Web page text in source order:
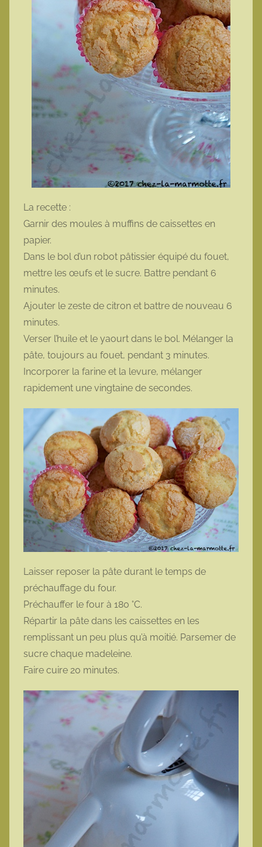
La recette :
Garnir des moules à muffins de caissettes en
papier.
Dans le bol d’un robot pâtissier équipé du fouet,
mettre les œufs et le sucre. Battre pendant 6
minutes.
Ajouter le zeste de citron et battre de nouveau 6
minutes.
Verser l’huile et le yaourt dans le bol. Mélanger la
pâte, toujours au fouet, pendant 3 minutes.
Incorporer la farine et la levure, mélanger
rapidement une vingtaine de secondes.
Laisser reposer la pâte durant le temps de
préchauffage du four.
Préchauffer le four à 180 °C.
Répartir la pâte dans les caissettes en les
remplissant un peu plus qu’à moitié. Parsemer de
sucre chaque madeleine.
Faire cuire 20 minutes.